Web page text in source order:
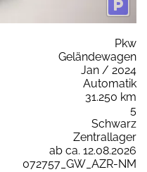
Pkw
Geländewagen
Jan / 2024
Automatik
31.250 km
5
Schwarz
Zentrallager
ab ca. 12.08.2026
072757_GW_AZR-NM